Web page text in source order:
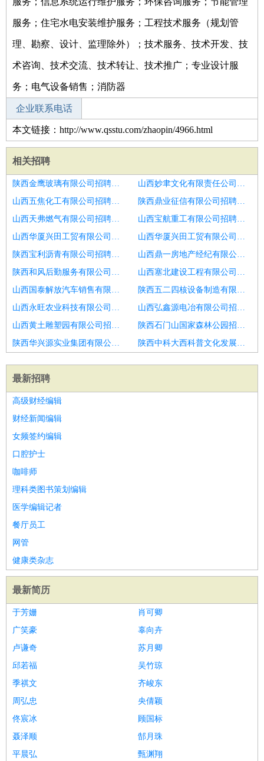
服务；住宅水电安装维护服务；工程技术服务（规划管
理、勘察、设计、监理除外）；技术服务、技术开发、技
术咨询、技术交流、技术转让、技术推广；专业设计服
务；电气设备销售；消防器
企业联系电话
本文链接：http://www.qsstu.com/zhaopin/4966.html
相关招聘
陕西金鹰玻璃有限公司招聘店长
山西妙聿文化有限责任公司招聘药店店长
山西五焦化工有限公司招聘店长
陕西鼎业征信有限公司招聘店长
山西天弗燃气有限公司招聘店长卖场管理
山西宝航重工有限公司招聘体验店店长
山西华厦兴田工贸有限公司招聘店长
山西华厦兴田工贸有限公司招聘乐清正大广场阿迪达斯招店长
陕西宝利沥青有限公司招聘河北秦皇岛
山西鼎一房地产经纪有限公司招聘店铺店长
陕西和风后勤服务有限公司招聘高级日料餐厅店长
山西塞北建设工程有限公司招聘店长
山西国泰解放汽车销售有限公司招聘店长
陕西五二四核设备制造有限公司招聘外卖店长
山西永旺农业科技有限公司招聘酒店店长
山西弘鑫源电冶有限公司招聘店长
山西黄土雕塑园有限公司招聘橱柜店长
陕西石门山国家森林公园招聘京东店长
陕西华兴源实业集团有限公司招聘酒店店长
陕西中科大西科普文化发展有限公司招聘导购
最新招聘
高级财经编辑
财经新闻编辑
女频签约编辑
口腔护士
咖啡师
理科类图书策划编辑
医学编辑记者
餐厅员工
网管
健康类杂志
最新简历
于芳姗
肖可卿
广笑豪
辜向卉
卢谦奇
苏月卿
邱若福
吴竹琼
季祺文
齐峻东
周弘忠
央倩颖
佟宸冰
顾国标
聂泽顺
郜月珠
平晨弘
甄渊翔